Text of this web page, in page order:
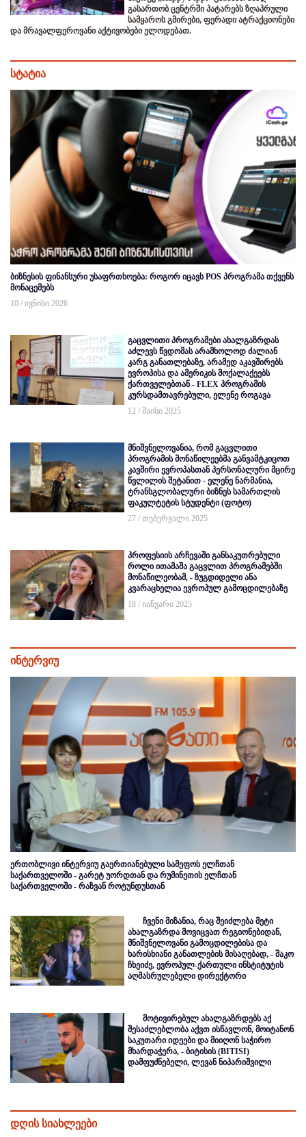
გასართობ ცენტრში პატარებს ზღაპრული
სამყაროს გმირები, ფერადი ატრაქციონები
და მრავალფეროვანი აქტივობები ელოდებათ.
სტატია
ბიზნესის ფინანსური უსაფრთხოება: როგორ იცავს POS პროგრამა თქვენს
მონაცემებს
10 / ივნისი 2026
გაცვლითი პროგრამები ახალგაზრდას
აძლევს წვდომას არამხოლოდ ძალიან
კარგ განათლებაზე, არამედ აკავშირებს
ევროპისა და ამერიკის მოქალაქეებს
ქართველებთან - FLEX პროგრამის
კურსდამთავრებული, ელენე როგავა
12 / მაისი 2025
მნიშვნელოვანია, რომ გაცვლითი
პროგრამის მონაწილეებმა განვამტკიცოთ
კავშირი ევროპასთან პერსონალური მცირე
წვლილის შეტანით - ელენე ნარმანია,
ტრანსგლობალური ბიზნეს სამართლის
ფაკულტეტის სტუდენტი (ფოტო)
27 / თებერვალი 2025
პროფესიის არჩევაში განსაკუთრებული
როლი ითამაშა გაცვლით პროგრამებში
მონაწილეობამ, - ზუგდიდელი ანა
კვარაცხელია ევროპულ გამოცდილებაზე
18 / იანვარი 2025
ინტერვიუ
ერთობლივი ინტერვიუ გაერთიანებული სამეფოს ელჩთან
საქართველოში - გარეტ უორდთან და რუმინეთის ელჩთან
საქართველოში - რაზვან როტუნდუსთან
ჩვენი მიზანია, რაც შეიძლება მეტი
ახალგაზრდა მოვიცვათ რეგიონებიდან,
მნიშვნელოვანი გამოცდილებისა და
ხარისხიანი განათლების მისაღებად, - შაკო
ჩხეიძე, ევროპულ-ქართული ინსტიტუტის
აღმასრულებელი დირექტორი
მოტივირებულ ახალგაზრდებს აქ
შესაძლებლობა აქვთ ისწავლონ, მოიტანონ
საკუთარი იდეები და მიიღონ საჭირო
მხარდაჭერა, - ბიტისის (BITISI)
დამფუძნებელი, ლევან ნიპარიშვილი
დღის სიახლეები